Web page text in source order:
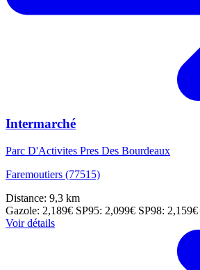
Intermarché
Parc D'Activites Pres Des Bourdeaux
Faremoutiers (77515)
Distance: 9,3 km
Gazole: 2,189€ SP95: 2,099€ SP98: 2,159€
Voir détails